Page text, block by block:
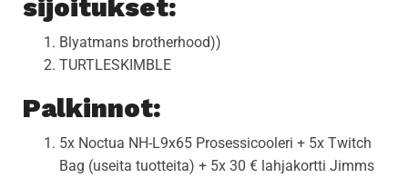
sijoitukset:
Blyatmans brotherhood))
TURTLESKIMBLE
Palkinnot:
5x Noctua NH-L9x65 Prosessicooleri + 5x Twitch
Bag (useita tuotteita) + 5x 30 € lahjakortti Jimms